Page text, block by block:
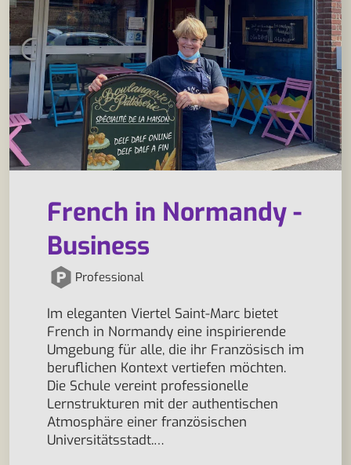
French in Normandy -
Business
Professional
Im eleganten Viertel Saint-Marc bietet
French in Normandy eine inspirierende
Umgebung für alle, die ihr Französisch im
beruflichen Kontext vertiefen möchten.
Die Schule vereint professionelle
Lernstrukturen mit der authentischen
Atmosphäre einer französischen
Universitätsstadt.…